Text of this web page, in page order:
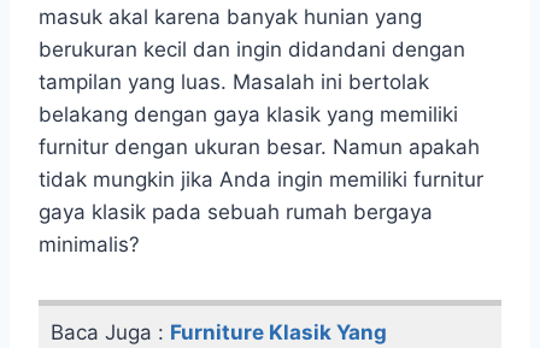
masuk akal karena banyak hunian yang
berukuran kecil dan ingin didandani dengan
tampilan yang luas. Masalah ini bertolak
belakang dengan gaya klasik yang memiliki
furnitur dengan ukuran besar. Namun apakah
tidak mungkin jika Anda ingin memiliki furnitur
gaya klasik pada sebuah rumah bergaya
minimalis?
Baca Juga : Furniture Klasik Yang